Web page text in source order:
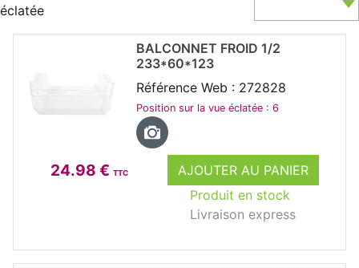
éclatée
24.98 € TTC
AJOUTER AU PANIER
Produit en stock
Livraison express
BALCONNET FROID 1/2
233*60*123
Référence Web : 272828
Position sur la vue éclatée : 6